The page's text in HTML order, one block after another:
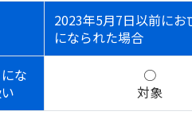
2023年5月7日以前にお
になられた場合
な
○
対象